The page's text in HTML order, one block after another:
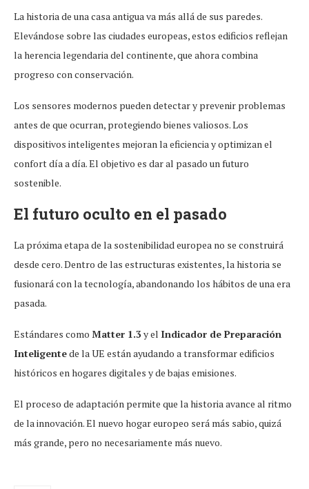
La historia de una casa antigua va más allá de sus paredes.
Elevándose sobre las ciudades europeas, estos edificios reflejan
la herencia legendaria del continente, que ahora combina
progreso con conservación.
Los sensores modernos pueden detectar y prevenir problemas
antes de que ocurran, protegiendo bienes valiosos. Los
dispositivos inteligentes mejoran la eficiencia y optimizan el
confort día a día. El objetivo es dar al pasado un futuro
sostenible.
El futuro oculto en el pasado
La próxima etapa de la sostenibilidad europea no se construirá
desde cero. Dentro de las estructuras existentes, la historia se
fusionará con la tecnología, abandonando los hábitos de una era
pasada.
Estándares como Matter 1.3y el Indicador de Preparación
Inteligentede la UE están ayudando a transformar edificios
históricos en hogares digitales y de bajas emisiones.
El proceso de adaptación permite que la historia avance al ritmo
de la innovación. El nuevo hogar europeo será más sabio, quizá
más grande, pero no necesariamente más nuevo.